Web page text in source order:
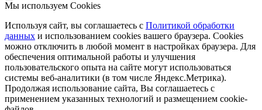
Мы используем Cookies
Используя сайт, вы соглашаетесь с Политикой обработки
данных и использованием cookies вашего браузера. Cookies
можно отключить в любой момент в настройках браузера. Для
обеспечения оптимальной работы и улучшения
пользовательского опыта на сайте могут использоваться
системы веб-аналитики (в том числе Яндекс.Метрика).
Продолжая использование сайта, Вы соглашаетесь с
применением указанных технологий и размещением cookie-